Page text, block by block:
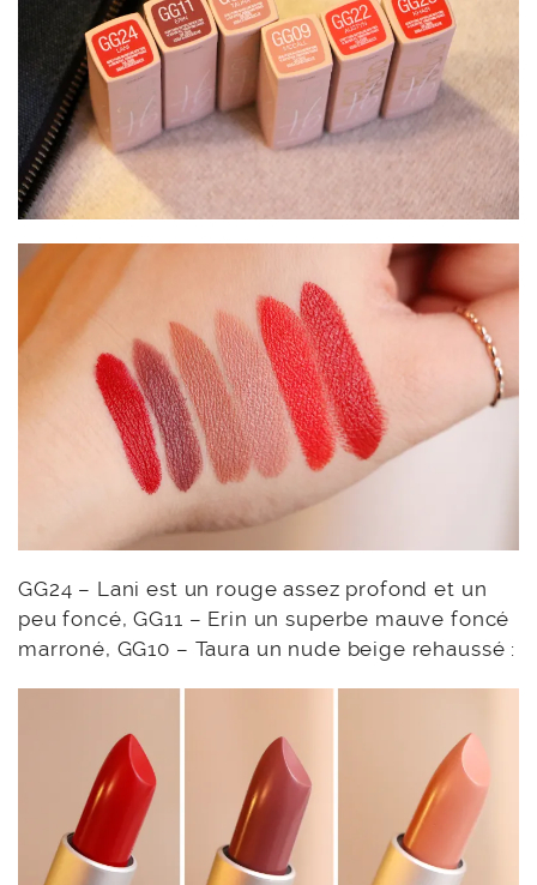
GG24 – Lani est un rouge assez profond et un
peu foncé, GG11 – Erin un superbe mauve foncé
marroné, GG10 – Taura un nude beige rehaussé :